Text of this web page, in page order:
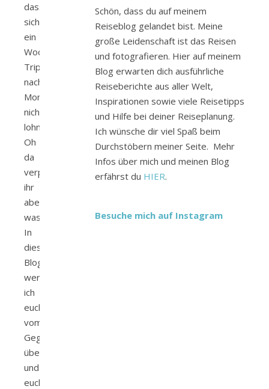
dass
sich
ein
Wochenend-
Trip
nach
Montenegro
nicht
lohnt?
Oh
da
verpasst
ihr
aber
was!
In
diesem
Blogbeitrag
werde
ich
euch
vom
Gegenteil
überzeugen
und
euch
Schön, dass du auf meinem
Reiseblog gelandet bist. Meine
große Leidenschaft ist das Reisen
und fotografieren. Hier auf meinem
Blog erwarten dich ausführliche
Reiseberichte aus aller Welt,
Inspirationen sowie viele Reisetipps
und Hilfe bei deiner Reiseplanung.
Ich wünsche dir viel Spaß beim
Durchstöbern meiner Seite. Mehr
Infos über mich und meinen Blog
erfährst du HIER.
Besuche mich auf Instagram